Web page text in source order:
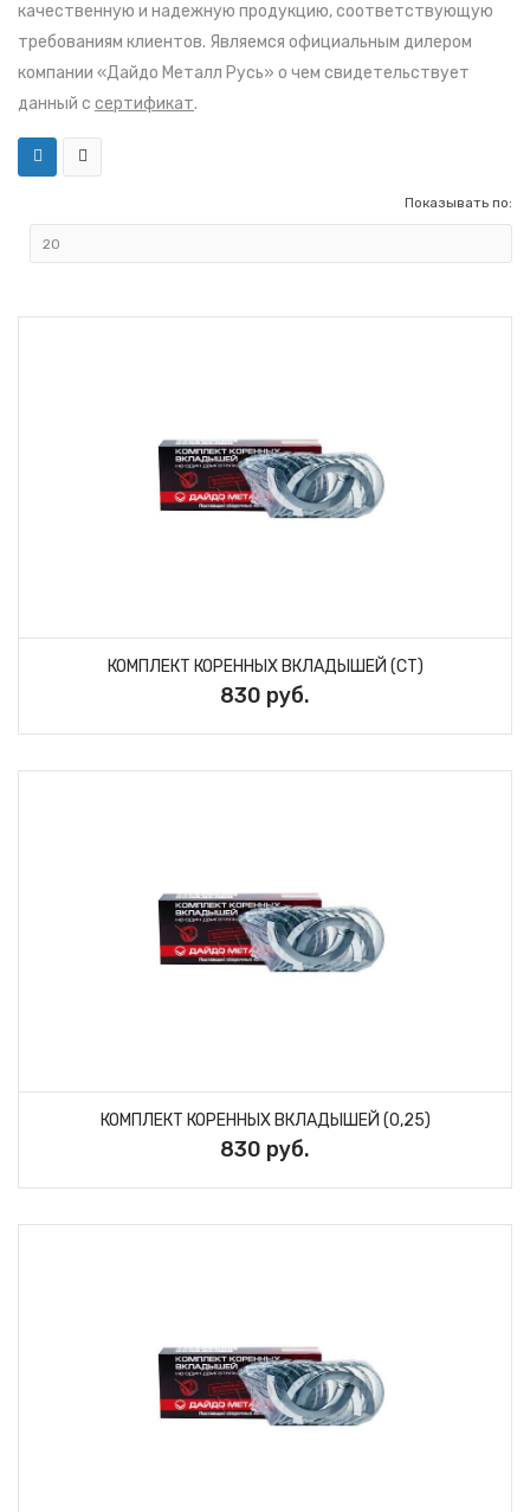
качественную и надежную продукцию, соответствующую
требованиям клиентов. Являемся официальным дилером
компании «Дайдо Металл Русь» о чем свидетельствует
данный с сертификат.
Показывать по:
КОМПЛЕКТ КОРЕННЫХ ВКЛАДЫШЕЙ (СТ)
830 руб.
КОМПЛЕКТ КОРЕННЫХ ВКЛАДЫШЕЙ (0,25)
830 руб.